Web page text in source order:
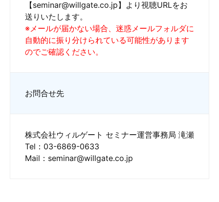
【seminar@willgate.co.jp】より視聴URLをお
送りいたします。
※メールが届かない場合、迷惑メールフォルダに
自動的に振り分けられている可能性があります
のでご確認ください。
お問合せ先
株式会社ウィルゲート セミナー運営事務局 滝瀬
Tel：03-6869-0633
Mail：seminar@willgate.co.jp